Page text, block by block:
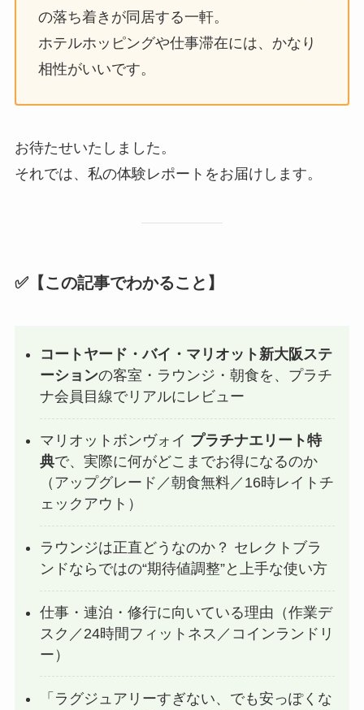
の落ち着きが同居する一軒。
ホテルホッピングや仕事滞在には、かなり
相性がいいです。
お待たせいたしました。
それでは、私の体験レポートをお届けします。
✅【この記事でわかること】
コートヤード・バイ・マリオット新大阪ステ
ーションの客室・ラウンジ・朝食を、プラチ
ナ会員目線でリアルにレビュー
マリオットボンヴォイ プラチナエリート特
典で、実際に何がどこまでお得になるのか
（アップグレード／朝食無料／16時レイトチ
ェックアウト）
ラウンジは正直どうなのか？ セレクトブラ
ンドならではの“期待値調整”と上手な使い方
仕事・連泊・修行に向いている理由（作業デ
スク／24時間フィットネス／コインランドリ
ー）
「ラグジュアリーすぎない、でも安っぽくな